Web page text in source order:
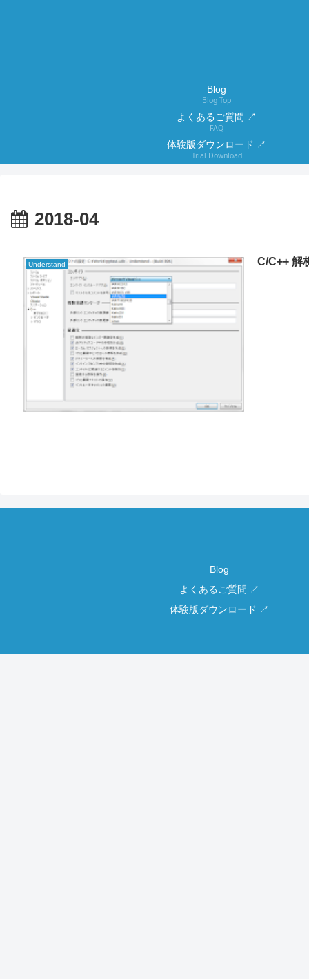
Blog
Blog Top
よくあるご質問 ↗
FAQ
体験版ダウンロード ↗
Trial Download
2018-04
Understand C/C++ 解
Blog
よくあるご質問 ↗
体験版ダウンロード ↗